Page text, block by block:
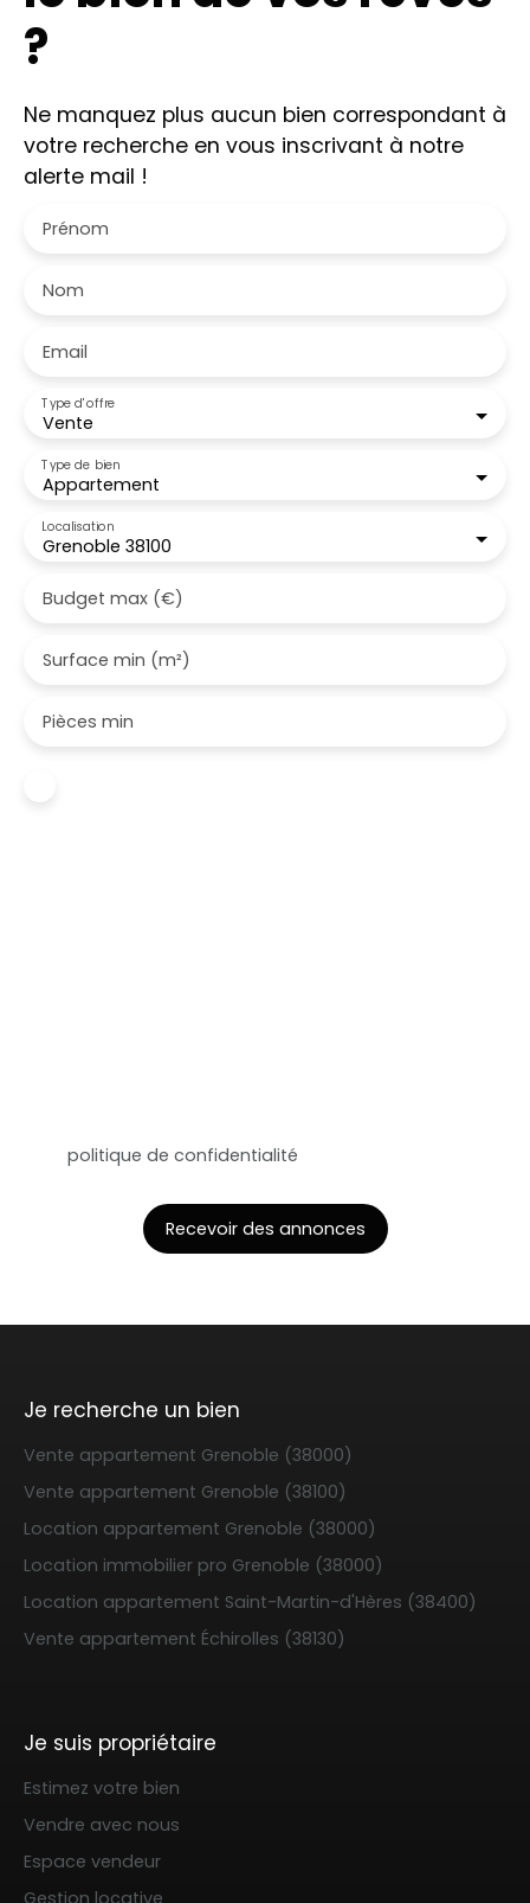
?
Ne manquez plus aucun bien correspondant à
votre recherche en vous inscrivant à notre
alerte mail !
Prénom
Nom
Email
Vente
Type d'offre
Appartement
Type de bien
Grenoble 38100
Localisation
Budget max (€)
Surface min (m²)
Pièces min
politique de confidentialité
Recevoir des annonces
Je recherche un bien
Vente appartement Grenoble (38000)
Vente appartement Grenoble (38100)
Location appartement Grenoble (38000)
Location immobilier pro Grenoble (38000)
Location appartement Saint-Martin-d'Hères (38400)
Vente appartement Échirolles (38130)
Je suis propriétaire
Estimez votre bien
Vendre avec nous
Espace vendeur